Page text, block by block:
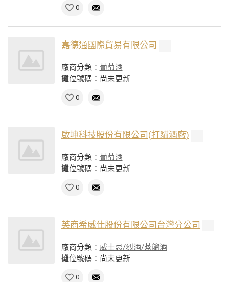
0
嘉德通國際貿易有限公司
廠商分類： 葡萄酒
攤位號碼：尚未更新
0
啟坤科技股份有限公司(打貓酒廠)
廠商分類： 葡萄酒
攤位號碼：尚未更新
0
英商希威仕股份有限公司台灣分公司
廠商分類： 威士忌/烈酒/蒸餾酒
攤位號碼：尚未更新
0